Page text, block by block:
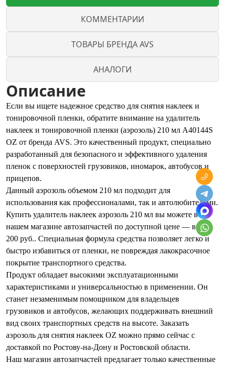
КОММЕНТАРИИ
ТОВАРЫ БРЕНДА AVS
АНАЛОГИ
Описание
Если вы ищете надежное средство для снятия наклеек и
тонировочной пленки, обратите внимание на удалитель
наклеек и тонировочной пленки (аэрозоль) 210 мл A40144S
OZ от бренда AVS. Это качественный продукт, специально
разработанный для безопасного и эффективного удаления
пленок с поверхностей грузовиков, иномарок, автобусов и
прицепов.
Данный аэрозоль объемом 210 мл подходит для
использования как профессионалами, так и автолюбителями.
Купить удалитель наклеек аэрозоль 210 мл вы можете в
нашем магазине автозапчастей по доступной цене — всего
200 руб.. Специальная формула средства позволяет легко и
быстро избавиться от пленки, не повреждая лакокрасочное
покрытие транспортного средства.
Продукт обладает высокими эксплуатационными
характеристиками и универсальностью в применении. Он
станет незаменимым помощником для владельцев
грузовиков и автобусов, желающих поддерживать внешний
вид своих транспортных средств на высоте. Заказать
аэрозоль для снятия наклеек OZ можно прямо сейчас с
доставкой по Ростову-на-Дону и Ростовской области.
Наш магазин автозапчастей предлагает только качественные